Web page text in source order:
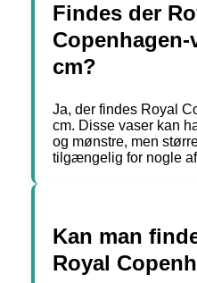
Findes der
Copenhagen-
cm?
Ja, der findes Royal
cm. Disse vaser kan
og mønstre, men
tilgængelig for nogle
Kan man
Royal